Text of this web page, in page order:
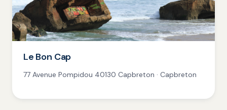
Le Bon Cap
77 Avenue Pompidou 40130 Capbreton · Capbreton